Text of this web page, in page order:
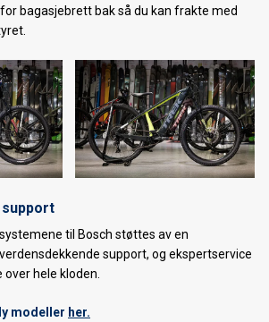
bagasjebrett bak så du kan frakte med
til Bosch støttes av en
support, og ekspertservice
hele kloden.
modeller her.